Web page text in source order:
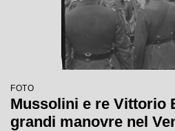
FOTO
Mussolini e re Vittorio
grandi manovre nel